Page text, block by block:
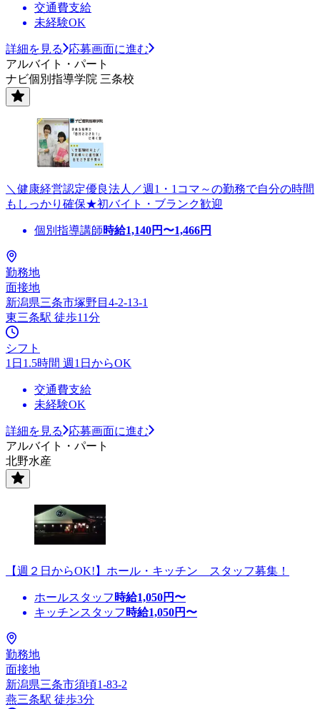
交通費支給
未経験OK
詳細を見る
応募画面に進む
アルバイト・パート
ナビ個別指導学院 三条校
＼健康経営認定優良法人／週1・1コマ～の勤務で自分の時間
もしっかり確保★初バイト・ブランク歓迎
個別指導講師時給1,140円〜1,466円
勤務地
面接地
新潟県三条市塚野目4-2-13-1
東三条駅 徒歩11分
シフト
1日1.5時間 週1日からOK
交通費支給
未経験OK
詳細を見る
応募画面に進む
アルバイト・パート
北野水産
【週２日からOK!】ホール・キッチン スタッフ募集！
ホールスタッフ 時給1,050円〜
キッチンスタッフ 時給1,050円〜
勤務地
面接地
新潟県三条市須頃1-83-2
燕三条駅 徒歩3分